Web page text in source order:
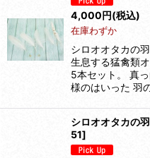
4,000円(税込)
在庫わずか
シロオオタカの
生息する猛禽類
5本セット。 真
様のはいった 羽
シロオオタカの
51]